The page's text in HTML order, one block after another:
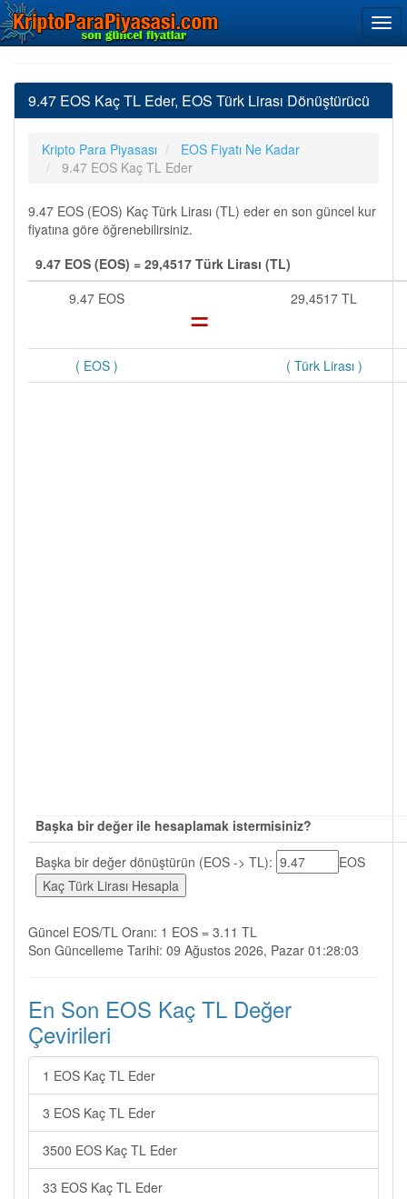
9.47 EOS Kaç TL Eder, EOS Türk Lirası Dönüştürücü
Kripto Para Piyasası
EOS Fiyatı Ne Kadar
9.47 EOS Kaç TL Eder
9.47 EOS (EOS) Kaç Türk Lirası (TL) eder en son güncel kur
fiyatına göre öğrenebilirsiniz.
9.47 EOS (EOS) = 29,4517 Türk Lirası (TL)
9.47 EOS
= 29,4517 TL
( EOS ) ( Türk Lirası )
Başka bir değer ile hesaplamak istermisiniz?
Başka bir değer dönüştürün (EOS -> TL):
EOS
Güncel EOS/TL Oranı: 1 EOS = 3.11 TL
Son Güncelleme Tarihi: 09 Ağustos 2026, Pazar 01:28:03
En Son EOS Kaç TL Değer
Çevirileri
1 EOS Kaç TL Eder
3 EOS Kaç TL Eder
3500 EOS Kaç TL Eder
33 EOS Kaç TL Eder